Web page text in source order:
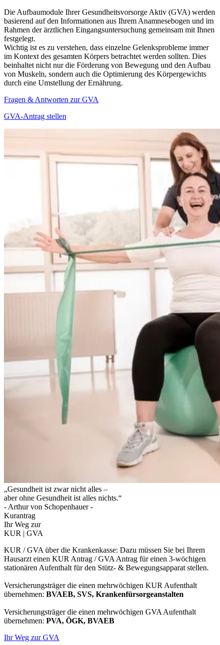
Die Aufbaumodule Ihrer Gesundheitsvorsorge Aktiv (GVA) werden
basierend auf den Informationen aus Ihrem Anamnesebogen und im
Rahmen der ärztlichen Eingangsuntersuchung gemeinsam mit Ihnen
festgelegt.
Wichtig ist es zu verstehen, dass einzelne Gelenksprobleme immer
im Kontext des gesamten Körpers betrachtet werden sollten. Dies
beinhaltet nicht nur die Förderung von Bewegung und den Aufbau
von Muskeln, sondern auch die Optimierung des Körpergewichts
durch eine Umstellung der Ernährung.
Fragen & Antworten zur GVA
GVA-Antrag stellen
„Gesundheit ist zwar nicht alles –
aber ohne Gesundheit ist alles nichts.“
- Arthur von Schopenhauer -
Kurantrag
Ihr Weg zur
KUR | GVA
KUR / GVA über die Krankenkasse: Dazu müssen Sie bei Ihrem
Hausarzt einen KUR Antrag / GVA Antrag für einen 3-wöchigen
stationären Aufenthalt für den Stütz- & Bewegungsapparat stellen.
Versicherungsträger die einen mehrwöchigen KUR Aufenthalt
übernehmen: BVAEB, SVS, Krankenfürsorgeanstalten
Versicherungsträger die einen mehrwöchigen GVA Aufenthalt
übernehmen: PVA, ÖGK, BVAEB
Ihr Weg zur GVA